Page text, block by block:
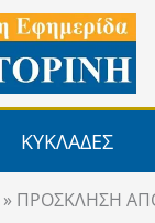
ΚΥΚΛΑΔΕΣ
» ΠΡΟΣΚΛΗΣΗ